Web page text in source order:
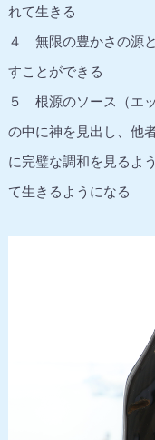
れて生きる
４ 無限の豊かさの源
すことができる
５ 根源のソース（エ
の中に神を見出し、他
に完璧な調和を見るよ
て生きるようになる